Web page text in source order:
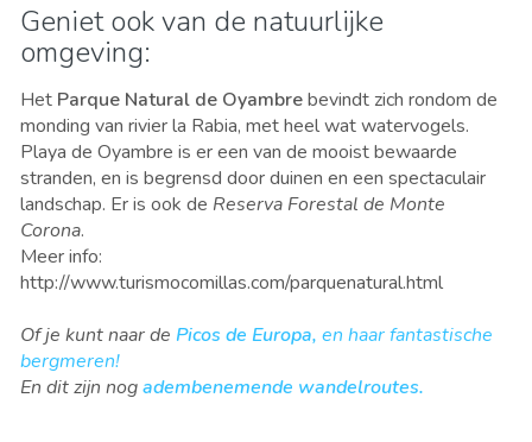
Geniet ook van de natuurlijke
omgeving:
Het Parque Natural de Oyambrebevindt zich rondom de
monding van rivier la Rabia, met heel wat watervogels.
Playa de Oyambre is er een van de mooist bewaarde
stranden, en is begrensd door duinen en een spectaculair
landschap. Er is ook de Reserva Forestal de Monte
Corona.
Meer info:
http://www.turismocomillas.com/parquenatural.html
Of je kunt naar de Picos de Europa, en haar fantastische
bergmeren!
En dit zijn nogadembenemende wandelroutes.